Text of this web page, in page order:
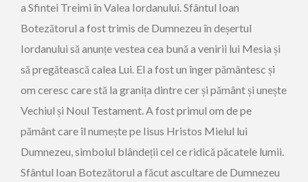
a Sfintei Treimi în Valea Iordanului. Sfântul Ioan
Botezătorul a fost trimis de Dumnezeu în deșertul
Iordanului să anunțe vestea cea bună a venirii lui Mesia și
să pregătească calea Lui. El a fost un înger pământesc și
om ceresc care stă la granița dintre cer și pământ și unește
Vechiul și Noul Testament. A fost primul om de pe
pământ care îl numește pe Iisus Hristos Mielul lui
Dumnezeu, simbolul blândeții cel ce ridică păcatele lumii.
Sfântul Ioan Botezătorul a făcut ascultare de Dumnezeu